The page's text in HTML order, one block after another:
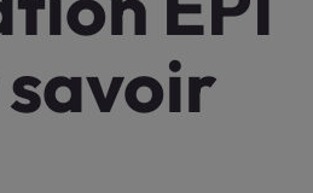
savoir